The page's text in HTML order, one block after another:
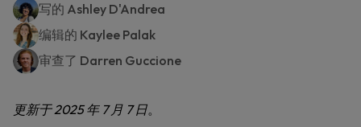
写的 Ashley D'Andrea
编辑的 Kaylee Palak
审查了 Darren Guccione
更新于 2025 年 7 月 7 日。